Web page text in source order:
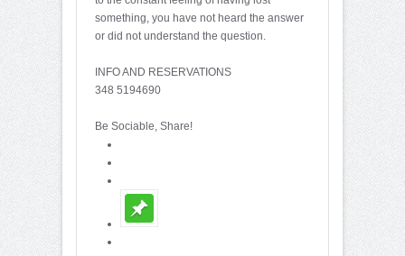
something, you have not heard the answer
or did not understand the question.
INFO AND RESERVATIONS
348 5194690
Be Sociable, Share!